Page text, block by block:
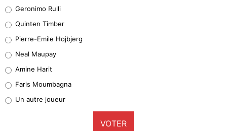
32%
4%
1%
9%
Geronimo Rulli
Quinten Timber
Pierre-Emile Hojbjerg
Neal Maupay
Amine Harit
Faris Moumbagna
Un autre joueur
VOTER